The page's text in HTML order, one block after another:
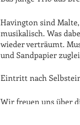
Havington sind
musikalisch. Was
wieder verträumt.
und Sandpapier
Eintritt nach
Wir freuen uns über